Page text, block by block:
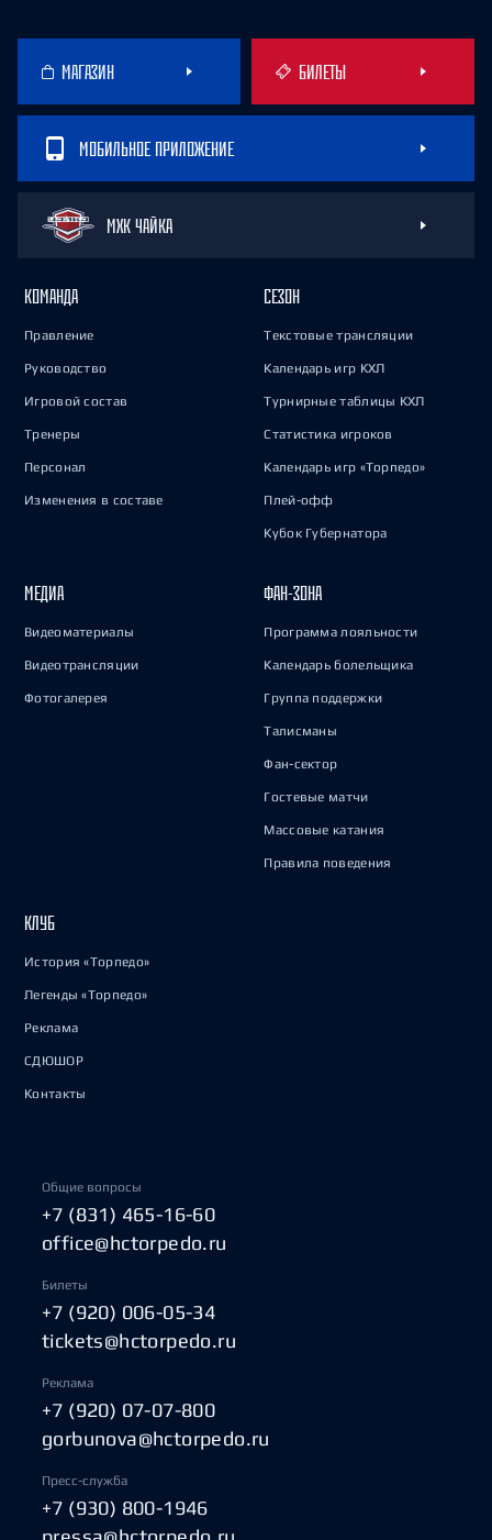
МАГАЗИН БИЛЕТЫ
МОБИЛЬНОЕ ПРИЛОЖЕНИЕ
МХК ЧАЙКА
КОМАНДА
Правление
Руководство
Игровой состав
Тренеры
Персонал
Изменения в составе
СЕЗОН
Текстовые трансляции
Календарь игр КХЛ
Турнирные таблицы КХЛ
Статистика игроков
Календарь игр «Торпедо»
Плей-офф
Кубок Губернатора
МЕДИА
Видеоматериалы
Видеотрансляции
Фотогалерея
ФАН-ЗОНА
Программа лояльности
Календарь болельщика
Группа поддержки
Талисманы
Фан-сектор
Гостевые матчи
Массовые катания
Правила поведения
КЛУБ
История «Торпедо»
Легенды «Торпедо»
Реклама
СДЮШОР
Контакты
Общие вопросы
+7 (831) 465-16-60
office@hctorpedo.ru
Билеты
+7 (920) 006-05-34
tickets@hctorpedo.ru
Реклама
+7 (920) 07-07-800
gorbunova@hctorpedo.ru
Пресс-служба
+7 (930) 800-1946